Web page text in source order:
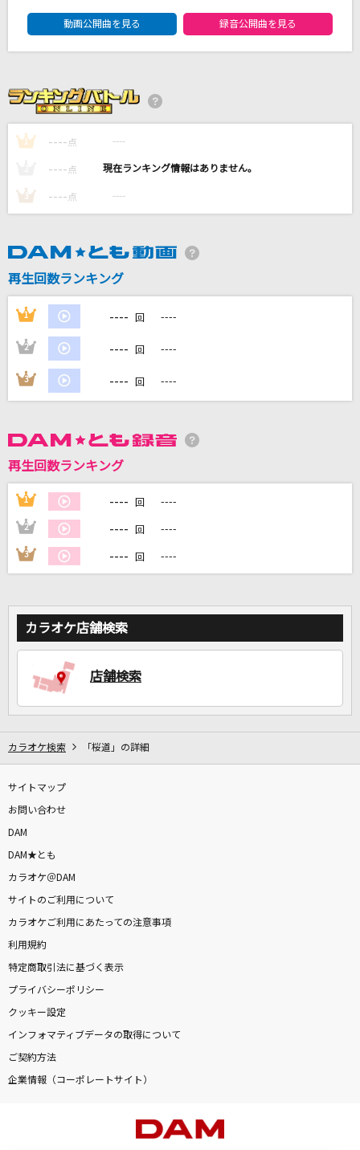
[生音]栞
Official髭男dism
[生音]115万キロのフィルム
Official髭男dism
fragile
ReoNa
カラオケ最新情報をチェック！
DAM★ともボーカルエントリーランキング
動画公開曲を見る
録音公開曲を見る
1 ---- 点 ----
---- 点 ----
3 ---- 点 ----
再生回数ランキング
1 ---- 回 ----
2 ---- 回 ----
3 ---- 回 ----
再生回数ランキング
1 ---- 回 ----
2 ---- 回 ----
3 ---- 回 ----
カラオケ店舗検索
店舗検索
カラオケ検索 「桜道」の詳細
サイトマップ
お問い合わせ
DAM
DAM★とも
カラオケ＠DAM
サイトのご利用について
カラオケご利用にあたっての注意事項
利用規約
特定商取引法に基づく表示
プライバシーポリシー
クッキー設定
インフォマティブデータの取得について
ご契約方法
企業情報（コーポレートサイト）